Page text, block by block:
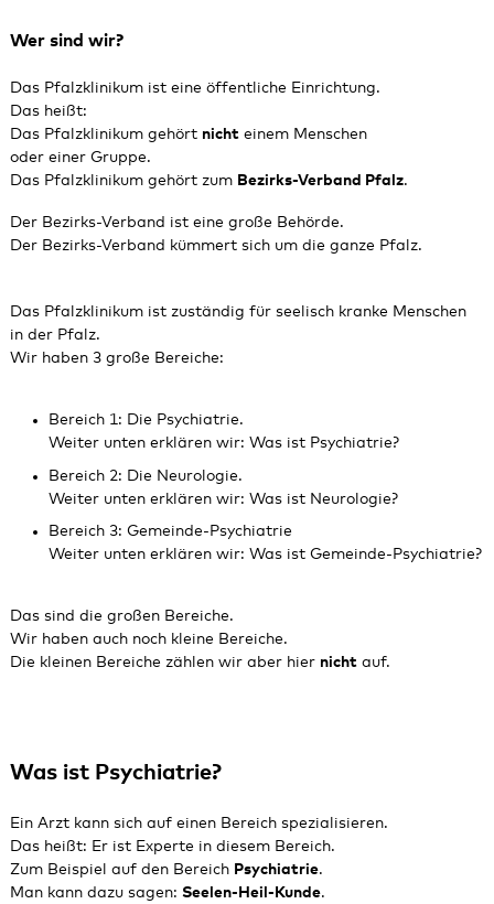
Wer sind wir?
Das Pfalzklinikum ist eine öffentliche Einrichtung.
Das heißt:
Das Pfalzklinikum gehört nichteinem Menschen
oder einer Gruppe.
Das Pfalzklinikum gehört zum Bezirks-Verband Pfalz.
Der Bezirks‑Verband ist eine große Behörde.
Der Bezirks-Verband kümmert sich um die ganze Pfalz.
Das Pfalzklinikum ist zuständig für seelisch kranke Menschen
in der Pfalz.
Wir haben 3 große Bereiche:
Bereich 1: Die Psychiatrie.
Weiter unten erklären wir: Was ist Psychiatrie?
Bereich 2: Die Neurologie.
Weiter unten erklären wir: Was ist Neurologie?
Bereich 3: Gemeinde-Psychiatrie
Weiter unten erklären wir: Was ist Gemeinde-Psychiatrie?
Das sind die großen Bereiche.
Wir haben auch noch kleine Bereiche.
Die kleinen Bereiche zählen wir aber hier nichtauf.
Was ist Psychiatrie?
Ein Arzt kann sich auf einen Bereich spezialisieren.
Das heißt: Er ist Experte in diesem Bereich.
Zum Beispiel auf den Bereich Psychiatrie.
Man kann dazu sagen: Seelen-Heil-Kunde.